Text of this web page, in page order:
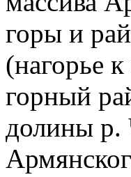
горы и
(нагорье
горный
долины р.